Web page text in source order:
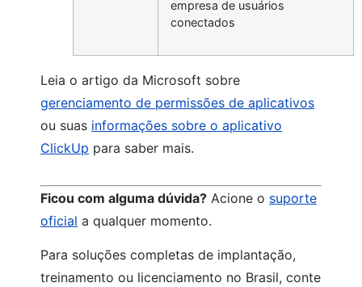
empresa de usuários
conectados
Leia o artigo da Microsoft sobre
gerenciamento de permissões de aplicativos
ou suas informações sobre o aplicativo
ClickUp para saber mais.
Ficou com alguma dúvida? Acione o suporte
oficial a qualquer momento.
Para soluções completas de implantação,
treinamento ou licenciamento no Brasil, conte